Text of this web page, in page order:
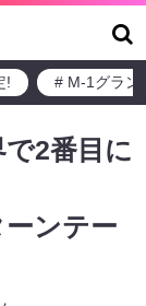
! # M-1グラン
2番目に
ーンテー